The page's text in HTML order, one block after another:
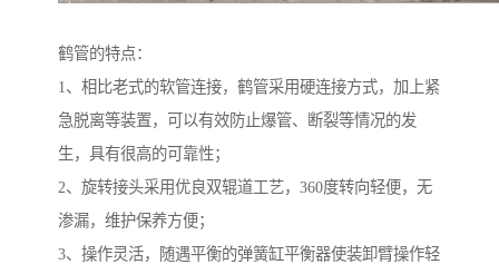
鹤管的特点：
1、相比老式的软管连接，鹤管采用硬连接方式，加上紧
急脱离等装置，可以有效防止爆管、断裂等情况的发
生，具有很高的可靠性；
2、旋转接头采用优良双辊道工艺，360度转向轻便，无
渗漏，维护保养方便；
3、操作灵活，随遇平衡的弹簧缸平衡器使装卸臂操作轻